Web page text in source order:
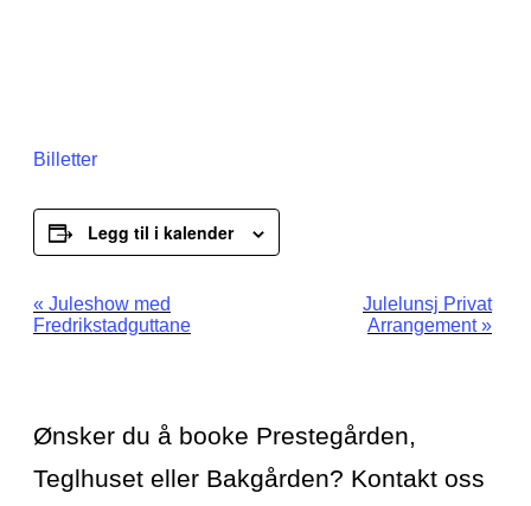
Billetter
Legg til i kalender
Arrangement
navigasjon
« Juleshow med
Fredrikstadguttane
Julelunsj Privat
Arrangement»
Ønsker du å booke Prestegården,
Teglhuset eller Bakgården? Kontakt oss